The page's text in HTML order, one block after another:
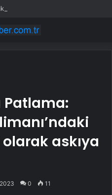
Çalışmaları Devam Ediyor
Patlama:
askıya
0 11